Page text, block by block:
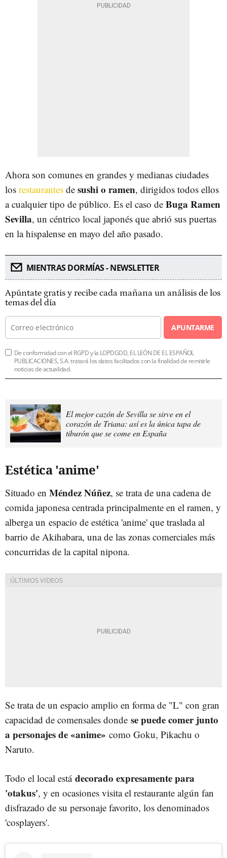
Ahora son comunes en grandes y medianas ciudades
los restaurantes de sushi o ramen, dirigidos todos ellos
a cualquier tipo de público. Es el caso de Buga Ramen
Sevilla, un céntrico local japonés que abrió sus puertas
en la hispalense en mayo del año pasado.
MIENTRAS DORMÍAS - NEWSLETTER
Apúntate gratis y recibe cada mañana un análisis de los
temas del día
APUNTARME
De conformidad con el RGPD y la LOPDGDD, EL LEÓN DE EL ESPAÑOL
PUBLICACIONES, S.A. tratará los datos facilitados con la finalidad de remitirle
noticias de actualidad.
El mejor cazón de Sevilla se sirve en el
corazón de Triana: así es la única tapa de
tiburón que se come en España
Estética 'anime'
Situado en Méndez Núñez, se trata de una cadena de
comida japonesa centrada principalmente en el ramen, y
alberga un espacio de estética 'anime' que traslada al
barrio de Akihabara, una de las zonas comerciales más
concurridas de la capital nipona.
Se trata de un espacio amplio en forma de "L" con gran
capacidad de comensales donde se puede comer junto
a personajes de «anime» como Goku, Pikachu o
Naruto.
Todo el local está decorado expresamente para
'otakus', y en ocasiones visita el restaurante algún fan
disfrazado de su personaje favorito, los denominados
'cosplayers'.